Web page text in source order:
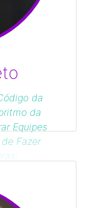
da
da
Equipes
Fazer
De